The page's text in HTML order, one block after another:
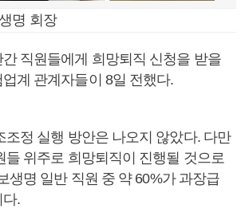
명 회장
직원들에게 희망퇴직 신청을 받을
계 관계자들이 8일 전했다.
조정 실행 방안은 나오지 않았다. 다만
들 위주로 희망퇴직이 진행될 것으로
생명 일반 직원 중 약 60%가 과장급
.